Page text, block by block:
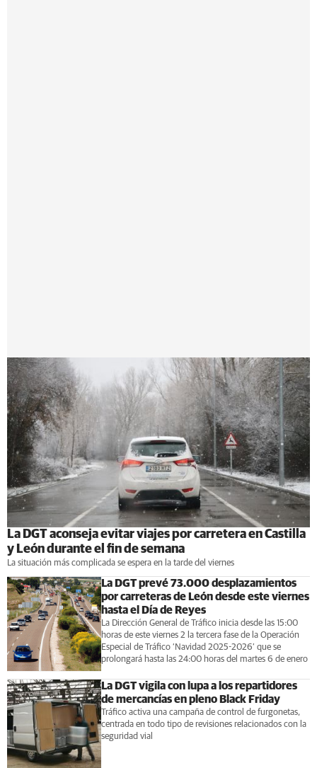
La DGT aconseja evitar viajes por carretera en Castilla
y León durante el fin de semana
La situación más complicada se espera en la tarde del viernes
La DGT prevé 73.000 desplazamientos
por carreteras de León desde este viernes
hasta el Día de Reyes
La Dirección General de Tráfico inicia desde las 15:00
horas de este viernes 2 la tercera fase de la Operación
Especial de Tráfico ‘Navidad 2025-2026’ que se
prolongará hasta las 24:00 horas del martes 6 de enero
La DGT vigila con lupa a los repartidores
de mercancías en pleno Black Friday
Tráfico activa una campaña de control de furgonetas,
centrada en todo tipo de revisiones relacionados con la
seguridad vial